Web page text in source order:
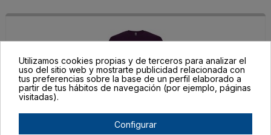
Utilizamos cookies propias y de terceros para analizar el
uso del sitio web y mostrarte publicidad relacionada con
tus preferencias sobre la base de un perfil elaborado a
partir de tus hábitos de navegación (por ejemplo, páginas
visitadas).
Configurar